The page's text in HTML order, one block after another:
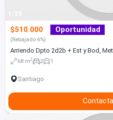
1/23
$510.000 Oportunidad
(Rebajado 6%)
Arriendo Dpto 2d2b + Est y Bod,
68 m2 2 1
Santiago